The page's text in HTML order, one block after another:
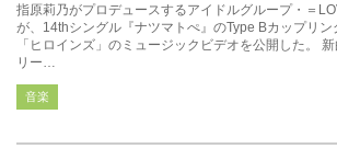
指原莉乃がプロデュースするアイドルグループ・＝
が、14thシングル『ナツマトぺ』のType Bカップリン
「ヒロインズ」のミュージックビデオを公開した。 新
リー…
音楽